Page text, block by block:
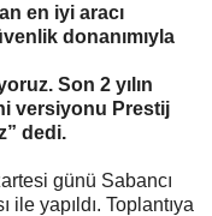
en iyi aracı
donanımıyla
Son 2 yılın
versiyonu Prestij
dedi.
günü Sabancı
ile yapıldı. Toplantıya